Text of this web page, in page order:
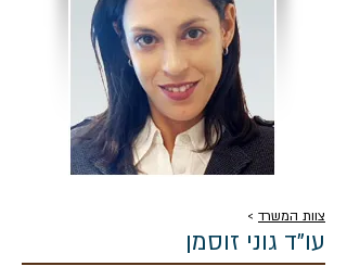
צוות המשרד >
עו"ד גוני זוסמן